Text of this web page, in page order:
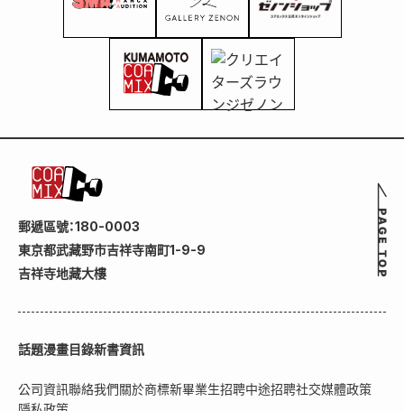
郵遞區號：180-0003
東京都武藏野市吉祥寺南町1-9-9
吉祥寺地藏大樓
話題漫畫目錄新書資訊
公司資訊聯絡我們關於商標新畢業生招聘中途招聘社交媒體政策